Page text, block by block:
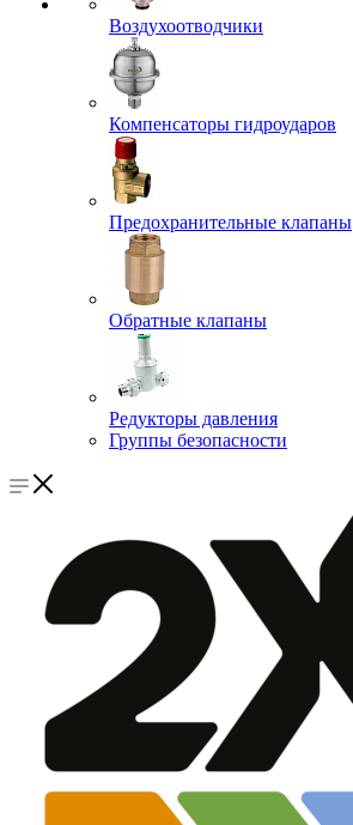
Воздухоотводчики
Компенсаторы гидроударов
Предохранительные клапаны
Обратные клапаны
Редукторы давления
Группы безопасности